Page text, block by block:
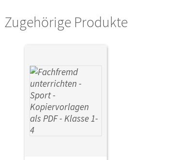
Zugehörige Produkte